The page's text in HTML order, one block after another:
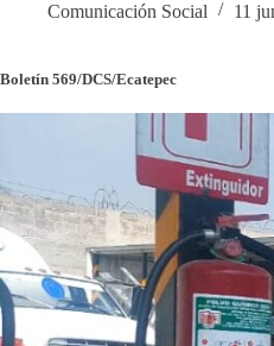
Comunicación Social 11
Boletín 569/DCS/Ecatepec